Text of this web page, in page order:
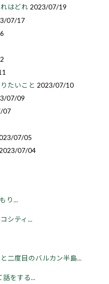
はどれ 2023/07/19
07/17
たいこと 2023/07/10
07/09
07
07/05
2023/07/04
り...
シティ...
二度目のバルカン半島...
話をする...